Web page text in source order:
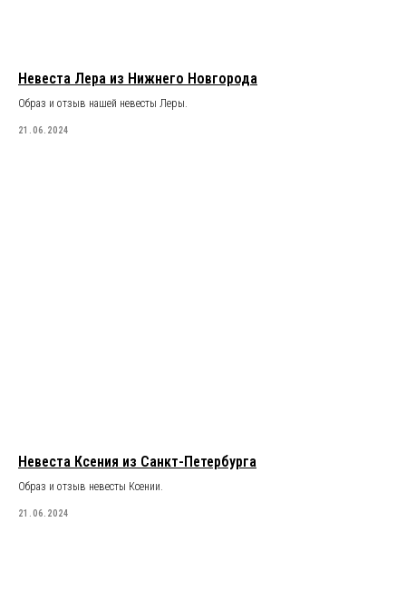
Невеста Лера из Нижнего Новгорода
Образ и отзыв нашей невесты Леры.
21.06.2024
Невеста Ксения из Санкт-Петербурга
Образ и отзыв невесты Ксении.
21.06.2024